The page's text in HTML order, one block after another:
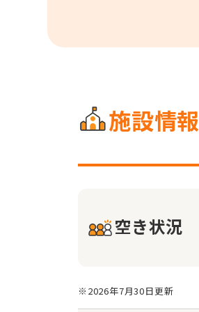
施設情報
空き状況
※2026年7月30日更新